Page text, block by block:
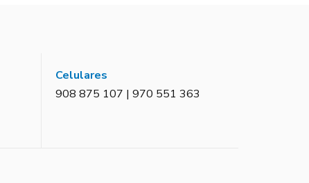
Celulares
908 875 107 | 970 551 363